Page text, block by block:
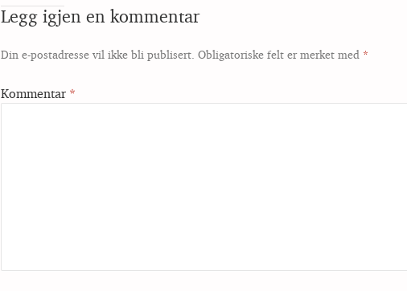
Legg igjen en kommentar
Din e-postadresse vil ikke bli publisert. Obligatoriske felt er merket med *
Kommentar *